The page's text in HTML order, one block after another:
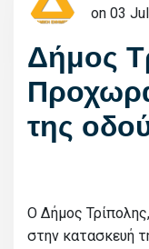
on 03
Δήμος
της
Ο Δήμος
στην κατασκευή